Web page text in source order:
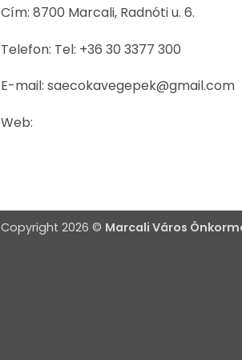
Cím: 8700 Marcali, Radnóti u. 6.
Telefon: Tel: +36 30 3377 300
E-mail: saecokavegepek@gmail.com
Web:
Copyright 2026 © Marcali Város